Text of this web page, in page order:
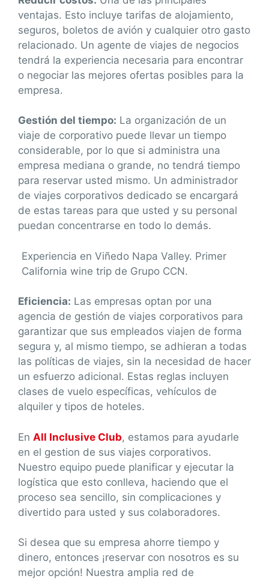
ventajas. Esto incluye tarifas de alojamiento,
seguros, boletos de avión y cualquier otro gasto
relacionado. Un agente de viajes de negocios
tendrá la experiencia necesaria para encontrar
o negociar las mejores ofertas posibles para la
empresa.
Gestión del tiempo: La organización de un
viaje de corporativo puede llevar un tiempo
considerable, por lo que si administra una
empresa mediana o grande, no tendrá tiempo
para reservar usted mismo. Un administrador
de viajes corporativos dedicado se encargará
de estas tareas para que usted y su personal
puedan concentrarse en todo lo demás.
Experiencia en Viñedo Napa Valley. Primer
California wine trip de Grupo CCN.
Eficiencia: Las empresas optan por una
agencia de gestión de viajes corporativos para
garantizar que sus empleados viajen de forma
segura y, al mismo tiempo, se adhieran a todas
las políticas de viajes, sin la necesidad de hacer
un esfuerzo adicional. Estas reglas incluyen
clases de vuelo específicas, vehículos de
alquiler y tipos de hoteles.
En All Inclusive Club, estamos para ayudarle
en el gestion de sus viajes corporativos.
Nuestro equipo puede planificar y ejecutar la
logística que esto conlleva, haciendo que el
proceso sea sencillo, sin complicaciones y
divertido para usted y sus colaboradores.
Si desea que su empresa ahorre tiempo y
dinero, entonces ¡reservar con nosotros es su
mejor opción! Nuestra amplia red de